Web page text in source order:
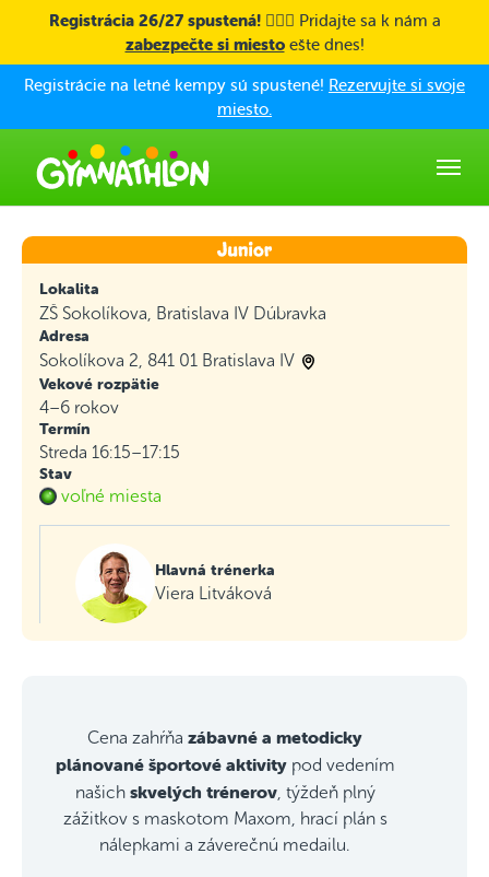
Skip to main content
Registrácia 26/27 spustená! 🤸🏼‍♀️ Pridajte sa k nám a
zabezpečte si miestoešte dnes!
Registrácie na letné kempy sú spustené! Rezervujte si svoje
miesto.
Lokalita
ZŠ Sokolíkova, Bratislava IV Dúbravka
Adresa
Sokolíkova 2, 841 01 Bratislava IV
Vekové rozpätie
4–6 rokov
Termín
Streda 16:15–17:15
Stav
voľné miesta
Hlavná trénerka
Viera Litváková
Cena zahŕňa zábavné a metodicky
plánované športové aktivitypod vedením
našich skvelých trénerov, týždeň plný
zážitkov s maskotom Maxom, hrací plán s
nálepkami a záverečnú medailu.